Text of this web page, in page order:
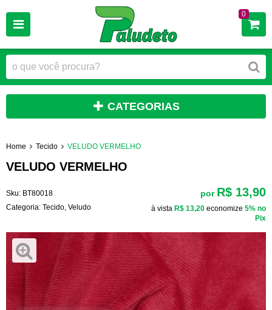
0
CATEGORIAS
Home Tecido VELUDO VERMELHO
VELUDO VERMELHO
Sku: BT80018
Categoria: Tecido Veludo
por R$ 13,90
à vista R$ 13,20 economize 5% no
Pix